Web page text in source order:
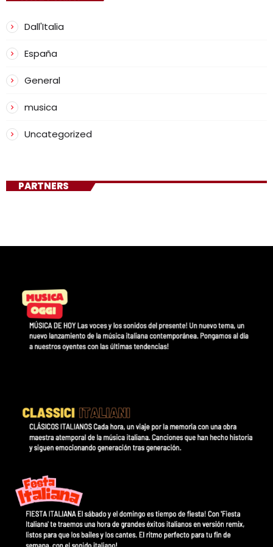
Dall'Italia
España
General
musica
Uncategorized
PARTNERS